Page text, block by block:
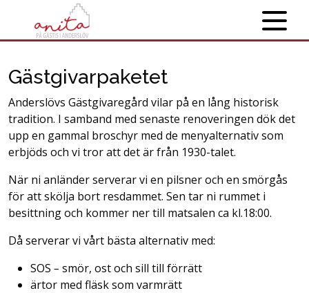
Gästgivarpaketet
Anderslövs Gästgivaregård vilar på en lång historisk
tradition. I samband med senaste renoveringen dök det
upp en gammal broschyr med de menyalternativ som
erbjöds och vi tror att det är från 1930-talet.
När ni anländer serverar vi en pilsner och en smörgås
för att skölja bort resdammet. Sen tar ni rummet i
besittning och kommer ner till matsalen ca kl.18:00.
Då serverar vi vårt bästa alternativ med:
SOS – smör, ost och sill till förrätt
ärtor med fläsk som varmrätt